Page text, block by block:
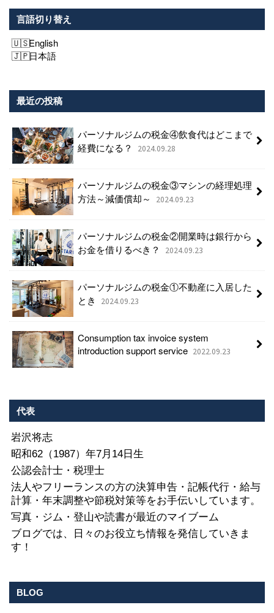
言語切り替え
English
日本語
最近の投稿
パーソナルジムの税金④飲食代はどこまで
経費になる？
2024.09.28
パーソナルジムの税金③マシンの経理処理
方法～減価償却～
2024.09.23
パーソナルジムの税金②開業時は銀行から
お金を借りるべき？
2024.09.23
パーソナルジムの税金①不動産に入居した
とき
2024.09.23
Consumption tax invoice system
introduction support service 2022.09.23
代表
岩沢将志
昭和62（1987）年7月14日生
公認会計士・税理士
法人やフリーランスの方の決算申告・記帳代行・給与
計算・年末調整や節税対策等をお手伝いしています。
写真・ジム・登山や読書が最近のマイブーム
ブログでは、日々のお役立ち情報を発信していきま
す！
BLOG